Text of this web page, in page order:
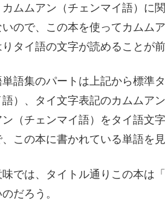
ムムアン（チェンマイ語）に
いので、この本を使ってカムム
タイ語の文字が読めることが
単語集のパートは上記から標準
語）、タイ文字表記のカムムア
（チェンマイ語）をタイ語文
この本に書かれている単語を
では、タイトル通りこの本は
だろう。